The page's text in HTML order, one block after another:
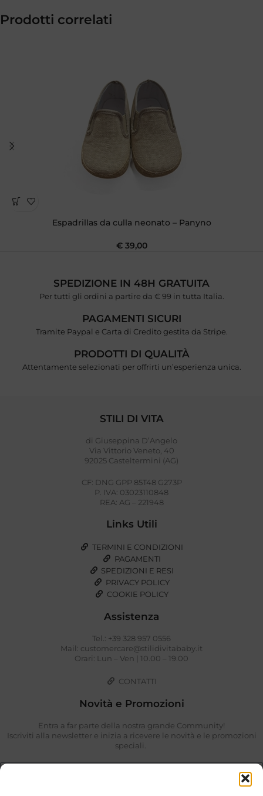
Prodotti correlati
Espadrillas da culla neonato – Panyno
€39,00
SPEDIZIONE IN 48H GRATUITA
Per tutti gli ordini a partire da € 99 in tutta Italia.
PAGAMENTI SICURI
Tramite Paypal e Carta di Credito gestita da Stripe.
PRODOTTI DI QUALITÀ
Attentamente selezionati per offrirti un’esperienza unica.
STILI DI VITA
di Giuseppina D’Angelo
Via Vittorio Veneto, 40
92025 Casteltermini (AG)
CF: DNG GPP 85T48 G273P
P. IVA: 03023110848
REA: AG – 221948
Links Utili
TERMINI E CONDIZIONI
PAGAMENTI
SPEDIZIONI E RESI
PRIVACY POLICY
COOKIE POLICY
Assistenza
Tel.: +39 328 957 0556
Mail: customercare@stilidivitababy.it
Orari: Lun – Ven | 10.00 – 19.00
CONTATTI
Novità e Promozioni
Entra a far parte della nostra grande Community!
Iscriviti alla newsletter e inizia a ricevere le novità e le promozioni
speciali.